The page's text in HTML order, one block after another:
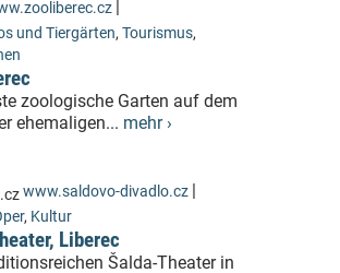
|
und Tiergärten, Tourismus,
zoologische Garten auf dem
ehemaligen... mehr ›
www.saldovo-divadlo.cz |
, Kultur
Liberec
Šalda-Theater in